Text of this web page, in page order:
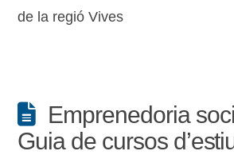
de la regió Vives
Emprenedoria
Guia de cursos